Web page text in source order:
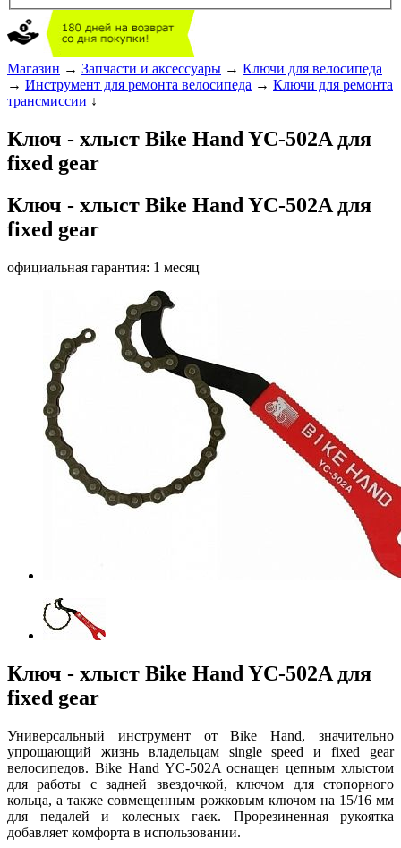
Магазин → Запчасти и аксессуары → Ключи для велосипеда
→ Инструмент для ремонта велосипеда → Ключи для ремонта
трансмиссии ↓
Ключ - хлыст Bike Hand YC-502A для
fixed gear
Ключ - хлыст Bike Hand YC-502A для
fixed gear
официальная гарантия: 1 месяц
Ключ - хлыст Bike Hand YC-502A для
fixed gear
Универсальный инструмент от Bike Hand, значительно
упрощающий жизнь владельцам single speed и fixed gear
велосипедов. Bike Hand YC-502A оснащен цепным хлыстом
для работы с задней звездочкой, ключом для стопорного
кольца, а также совмещенным рожковым ключом на 15/16 мм
для педалей и колесных гаек. Прорезиненная рукоятка
добавляет комфорта в использовании.